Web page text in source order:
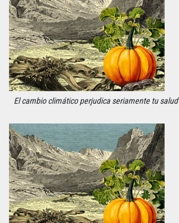
El cambio climático perjudica seriamente tu salud